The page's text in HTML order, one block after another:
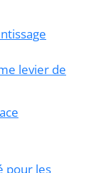
levier de
pour les